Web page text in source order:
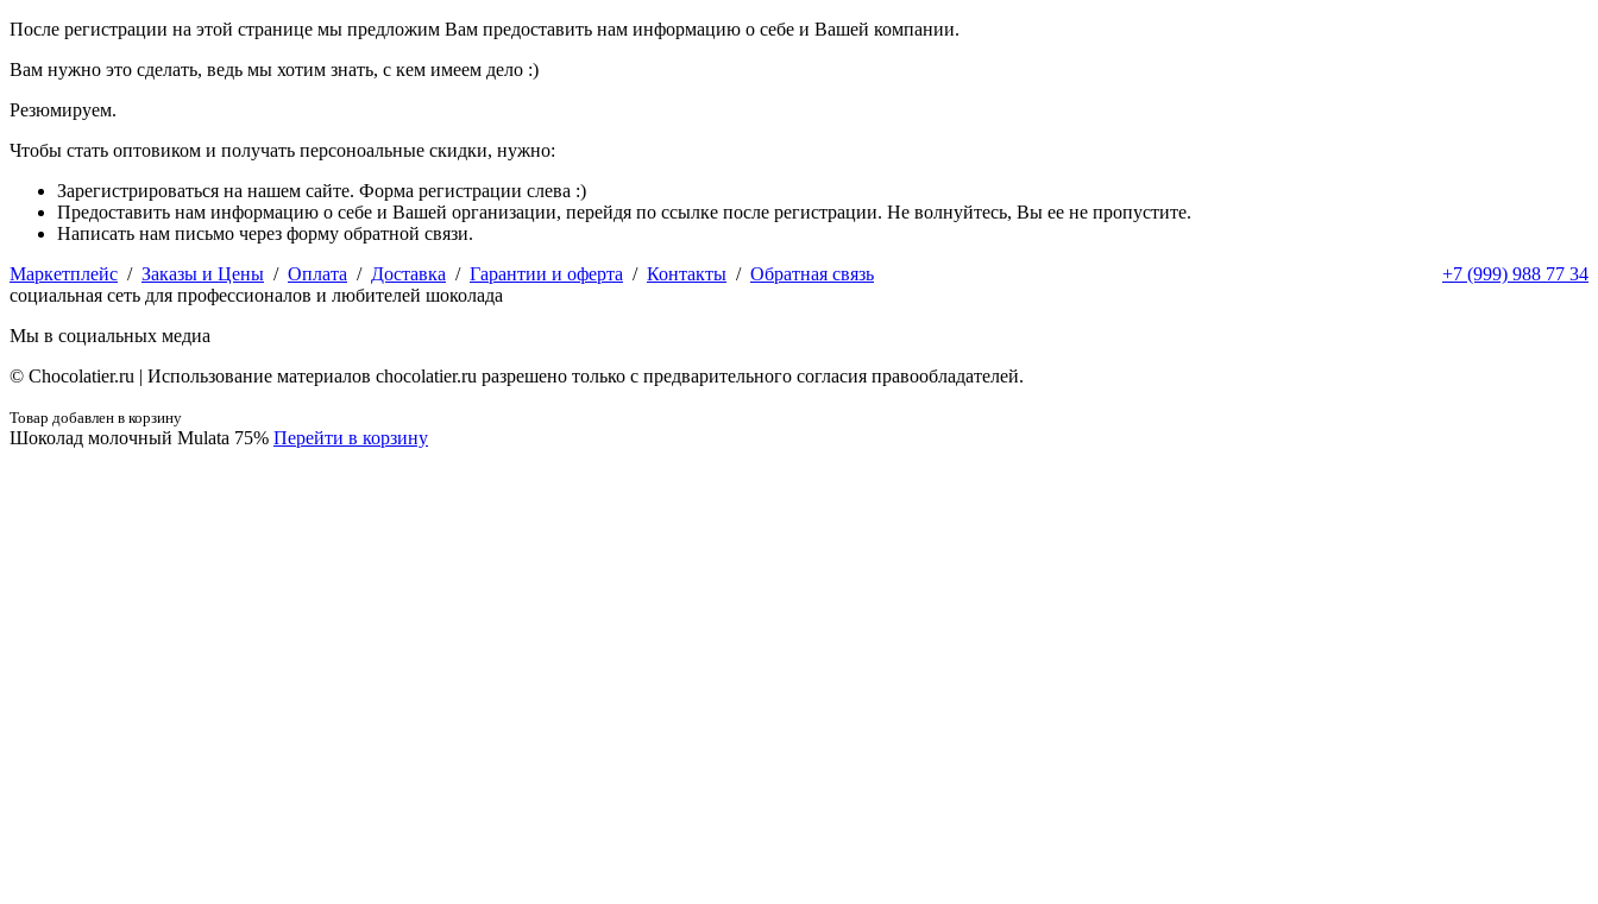
После регистрации на этой странице мы предложим Вам предоставить нам информацию о себе и Вашей компании.
Вам нужно это сделать, ведь мы хотим знать, с кем имеем дело :)
Резюмируем.
Чтобы стать оптовиком и получать персоноальные скидки, нужно:
Зарегистрироваться на нашем сайте. Форма регистрации слева :)
Предоставить нам информацию о себе и Вашей организации, перейдя по ссылке после регистрации. Не волнуйтесь, Вы ее не пропустите.
Написать нам письмо через форму обратной связи.
+7 (999) 988 77 34
Маркетплейс / Заказы и Цены / Оплата / Доставка / Гарантии и оферта / Контакты / Обратная связь
социальная сеть для профессионалов и любителей шоколада
Мы в социальных медиа
© Сhocolatier.ru | Использование материалов chocolatier.ru разрешено только с предварительного согласия правообладателей.
Товар добавлен в корзину
Шоколад молочный Mulata 75% Перейти в корзину